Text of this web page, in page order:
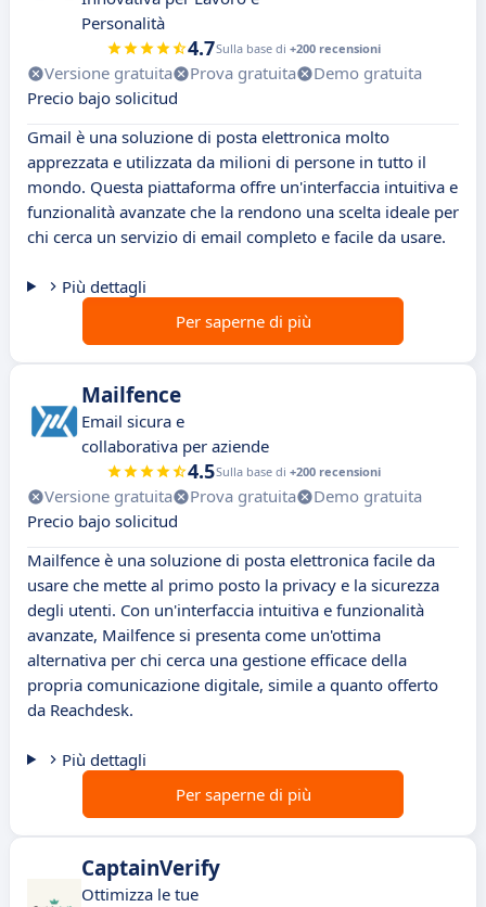
Personalità
4.7Sulla base di +200 recensioni
Versione gratuita Prova gratuita
Demo gratuita
Precio bajo solicitud
Gmail è una soluzione di posta elettronica molto
apprezzata e utilizzata da milioni di persone in tutto il
mondo. Questa piattaforma offre un'interfaccia intuitiva e
funzionalità avanzate che la rendono una scelta ideale per
chi cerca un servizio di email completo e facile da usare.
Più dettagli
Per saperne di più
Mailfence
Email sicura e
collaborativa per aziende
4.5Sulla base di +200 recensioni
Versione gratuita Prova gratuita
Demo gratuita
Precio bajo solicitud
Mailfence è una soluzione di posta elettronica facile da
usare che mette al primo posto la privacy e la sicurezza
degli utenti. Con un'interfaccia intuitiva e funzionalità
avanzate, Mailfence si presenta come un'ottima
alternativa per chi cerca una gestione efficace della
propria comunicazione digitale, simile a quanto offerto
da Reachdesk.
Più dettagli
Per saperne di più
CaptainVerify
Ottimizza le tue